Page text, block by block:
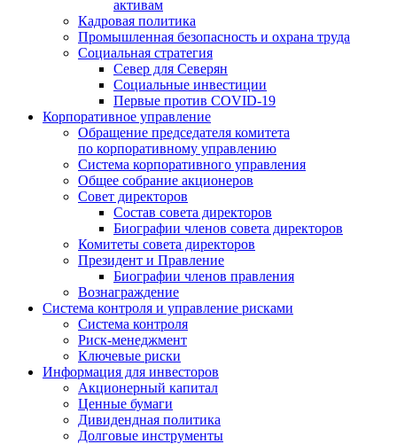
активам
Кадровая политика
Промышленная безопасность и охрана труда
Социальная стратегия
Север для Северян
Социальные инвестиции
Первые против COVID‑19
Корпоративное управление
Обращение председателя комитета
по корпоративному управлению
Система корпоративного управления
Общее собрание акционеров
Совет директоров
Состав совета директоров
Биографии членов совета директоров
Комитеты совета директоров
Президент и Правление
Биографии членов правления
Вознаграждение
Система контроля и управление рисками
Система контроля
Риск-менеджмент
Ключевые риски
Информация для инвесторов
Акционерный капитал
Ценные бумаги
Дивидендная политика
Долговые инструменты